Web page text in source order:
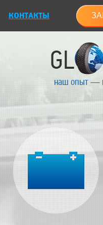
КОНТАКТЫ
наш опыт —